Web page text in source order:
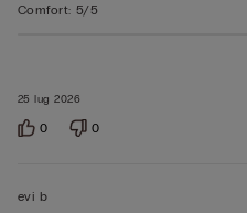
25 lug 2026
Comfort: 5/5
0 0
evi b